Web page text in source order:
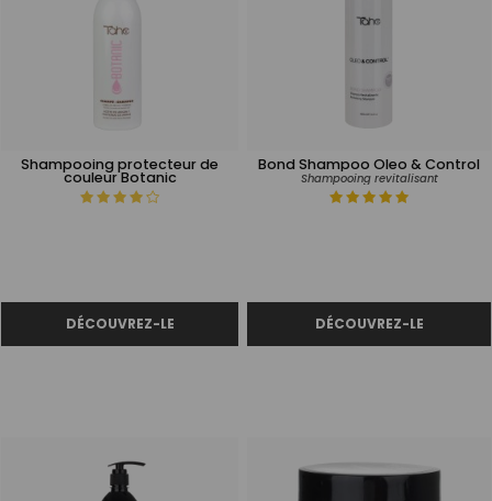
Shampooing protecteur de
couleur Botanic
Bond Shampoo Oleo & Control
Shampooing revitalisant